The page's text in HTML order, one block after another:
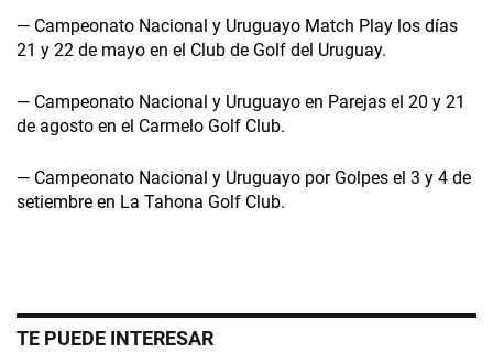
— Campeonato Nacional y Uruguayo Match Play los días
21 y 22 de mayo en el Club de Golf del Uruguay.
— Campeonato Nacional y Uruguayo en Parejas el 20 y 21
de agosto en el Carmelo Golf Club.
­— Campeonato Nacional y Uruguayo por Golpes el 3 y 4 de
setiembre en La Tahona Golf Club.
TE PUEDE INTERESAR